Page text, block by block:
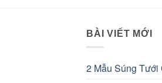
BÀI VIẾT MỚI
2 Mẫu Súng